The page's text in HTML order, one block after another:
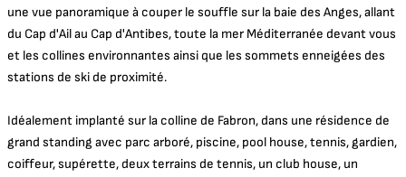
une vue panoramique à couper le souffle sur la baie des Anges, allant
du Cap d'Ail au Cap d'Antibes, toute la mer Méditerranée devant vous
et les collines environnantes ainsi que les sommets enneigées des
stations de ski de proximité.
Idéalement implanté sur la colline de Fabron, dans une résidence de
grand standing avec parc arboré, piscine, pool house, tennis, gardien,
coiffeur, supérette, deux terrains de tennis, un club house, un